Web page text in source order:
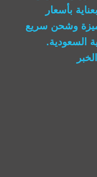
بأسعار
وشحن سريع
السعودية.